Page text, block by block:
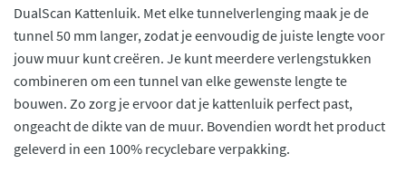
DualScan Kattenluik. Met elke tunnelverlenging maak je de
tunnel 50 mm langer, zodat je eenvoudig de juiste lengte voor
jouw muur kunt creëren. Je kunt meerdere verlengstukken
combineren om een tunnel van elke gewenste lengte te
bouwen. Zo zorg je ervoor dat je kattenluik perfect past,
ongeacht de dikte van de muur. Bovendien wordt het product
geleverd in een 100% recyclebare verpakking.